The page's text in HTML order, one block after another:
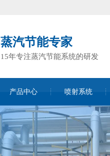
蒸汽节能专家
15年专注蒸汽节能系统的研发
产品中心 喷射系统